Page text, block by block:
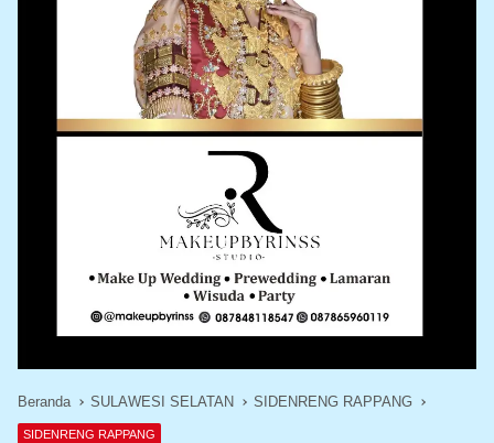
Beranda SULAWESI SELATAN SIDENRENG RAPPANG
SIDENRENG RAPPANG